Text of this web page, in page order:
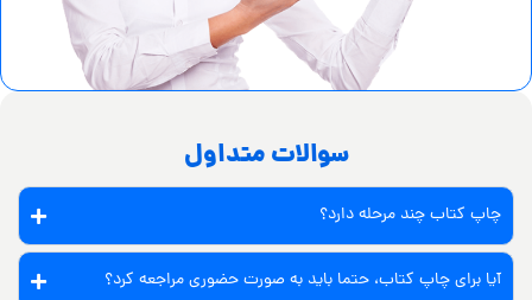
سوالات متداول
چاپ کتاب چند مرحله دارد؟
آیا برای چاپ کتاب، حتما باید به صورت حضوری مراجعه کرد؟